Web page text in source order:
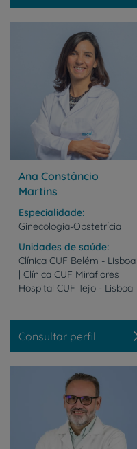
Ana Constâncio
Martins
Especialidade
Ginecologia-Obstetrícia
Unidades de saúde
Clínica CUF Belém - Lisboa
| Clínica CUF Miraflores |
Hospital CUF Tejo - Lisboa
Consultar perfil